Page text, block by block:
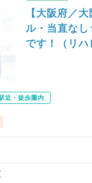
【大阪府／
ル・当直な
です！（リハ
近・徒歩圏内